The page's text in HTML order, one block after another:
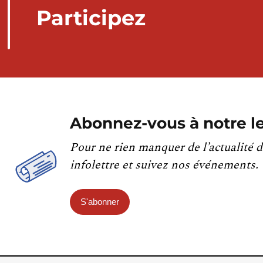
Participez
Abonnez-vous à notre
Pour ne rien manquer de l’actualité
infolettre et suivez nos événements.
S'abonner